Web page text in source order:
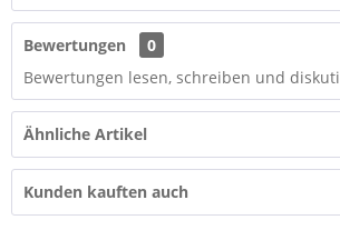
Bewertungen
0
Bewertungen lesen, schreiben und
Ähnliche Artikel
Kunden kauften auch